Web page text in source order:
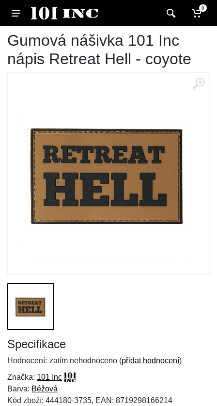
0
Gumová nášivka 101 Inc
nápis Retreat Hell - coyote
Specifikace
Hodnocení: zatím nehodnoceno (přidat hodnocení)
Značka: 101 Inc
Barva: Béžová
Kód zboží: 444180-3735, EAN: 8719298166214